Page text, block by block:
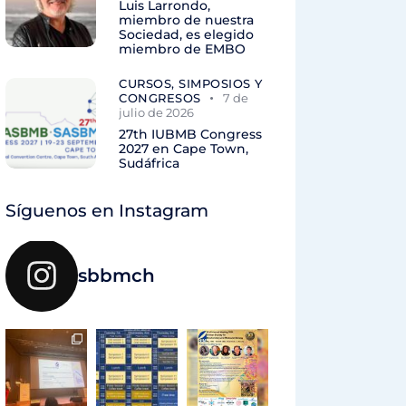
Luis Larrondo,
miembro de nuestra
Sociedad, es elegido
miembro de EMBO
CURSOS, SIMPOSIOS Y
CONGRESOS
7 de
julio de 2026
27th IUBMB Congress
2027 en Cape Town,
Sudáfrica
Síguenos en Instagram
sbbmch